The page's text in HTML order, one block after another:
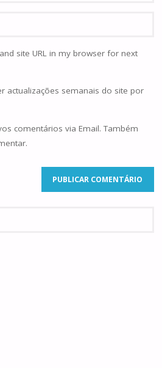
site URL in my browser for next
actualizações semanais do site por
comentários via Email. Também